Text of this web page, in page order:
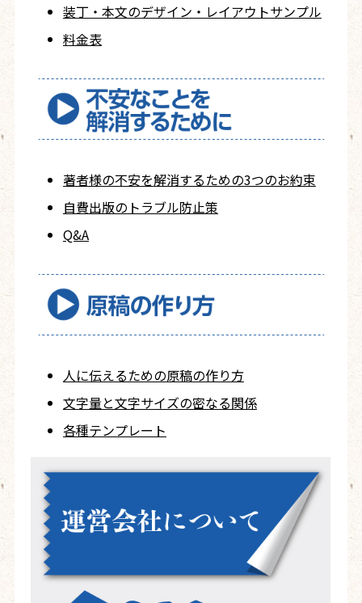
装丁・本文のデザイン・レイアウトサンプル
料金表
著者様の不安を解消するための3つのお約束
自費出版の トラブル防止策
Q&A
人に伝えるための原稿の作り方
文字量と文字サイズの密なる関係
各種テンプレート